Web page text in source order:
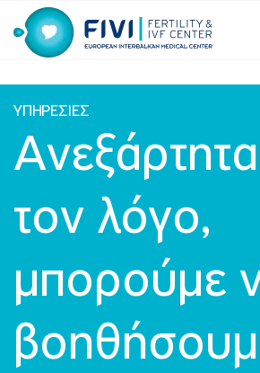
to
content
ΥΠΗΡΕΣΙΕΣ
τον λόγο,
μπορούμε